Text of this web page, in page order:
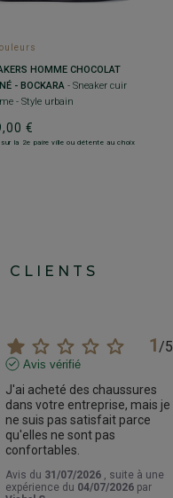
HOMME CHOCOLAT
- BOCKARA - Sneaker cuir
- Style urbain
€
sur la 2e paire ville ou détente au choix
CLIENTS
1/5
Avis vérifié
J'ai acheté des chaussures
dans votre entreprise, mais je
ne suis pas satisfait parce
qu'elles ne sont pas
confortables.
Avis du 31/07/2026 , suite à une
expérience du 04/07/2026 par